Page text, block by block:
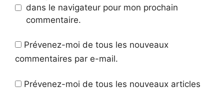
dans le navigateur pour mon prochain
commentaire.
Prévenez-moi de tous les nouveaux
commentaires par e-mail.
Prévenez-moi de tous les nouveaux articles